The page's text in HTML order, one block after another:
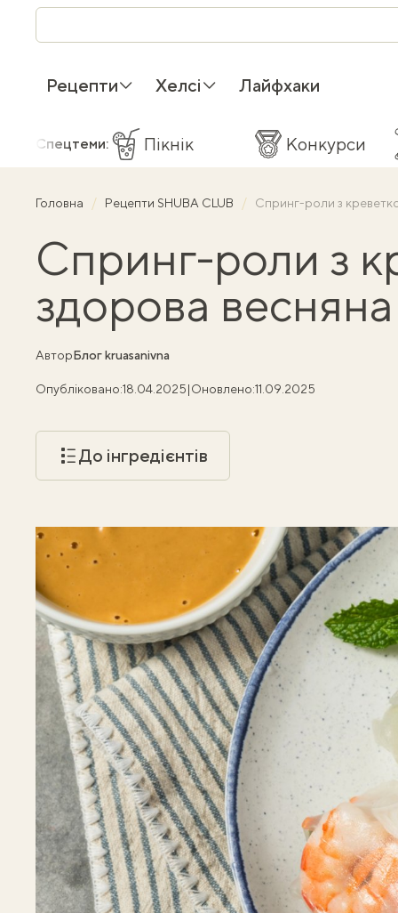
Рецепти Хелсі Лайфхаки
Спецтеми: Пікнік Конкурси
Головна Рецепти SHUBA CLUB Спринг-роли з
Спринг-роли з
здорова весняна
АвторБлог kruasanivna
Опубліковано:18.04.2025|Оновлено:11.09.2025
До інгредієнтів